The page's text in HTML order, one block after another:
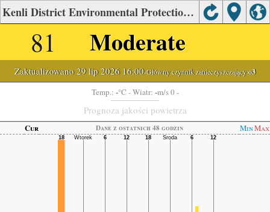
Kenli District Environmental Protection Bureau, Kenli District Jakość powietrza.
81 Moderate
Zaktualizowano 29 lip 2026 16:00-Główny czynnik zanieczyszczający:o3
Temp.: -°C - Wiatr: -m/s 0 -
Prognoza jakości powietrza
Cur Dane z ostatnich 48 godzin MinMax